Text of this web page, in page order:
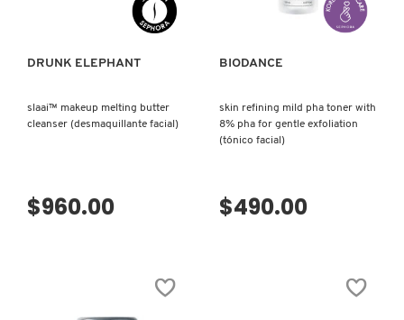
LANEIGE
DRUNK ELEPHANT
slaai™ makeup melting butter
cleanser (desmaquillante facial)
$960.00
BIODANCE
skin refining mild pha toner with
8% pha for gentle exfoliation
(tónico facial)
$490.00